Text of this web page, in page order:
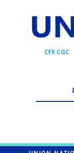
CFE CGC